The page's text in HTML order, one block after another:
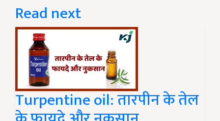
Read next
Turpentine oil: तारपीन के तेल